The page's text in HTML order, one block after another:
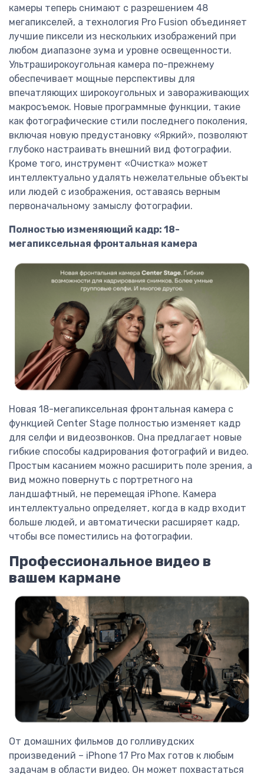
камеры теперь снимают с разрешением 48
мегапикселей, а технология Pro Fusion объединяет
лучшие пиксели из нескольких изображений при
любом диапазоне зума и уровне освещенности.
Ультраширокоугольная камера по-прежнему
обеспечивает мощные перспективы для
впечатляющих широкоугольных и завораживающих
макросъемок. Новые программные функции, такие
как фотографические стили последнего поколения,
включая новую предустановку «Яркий», позволяют
глубоко настраивать внешний вид фотографии.
Кроме того, инструмент «Очистка» может
интеллектуально удалять нежелательные объекты
или людей с изображения, оставаясь верным
первоначальному замыслу фотографии.
Полностью изменяющий кадр: 18-
мегапиксельная фронтальная камера
Новая 18-мегапиксельная фронтальная камера с
функцией Center Stage полностью изменяет кадр
для селфи и видеозвонков. Она предлагает новые
гибкие способы кадрирования фотографий и видео.
Простым касанием можно расширить поле зрения, а
вид можно повернуть с портретного на
ландшафтный, не перемещая iPhone. Камера
интеллектуально определяет, когда в кадр входит
больше людей, и автоматически расширяет кадр,
чтобы все поместились на фотографии.
Профессиональное видео в
вашем кармане
От домашних фильмов до голливудских
произведений – iPhone 17 Pro Max готов к любым
задачам в области видео. Он может похвастаться